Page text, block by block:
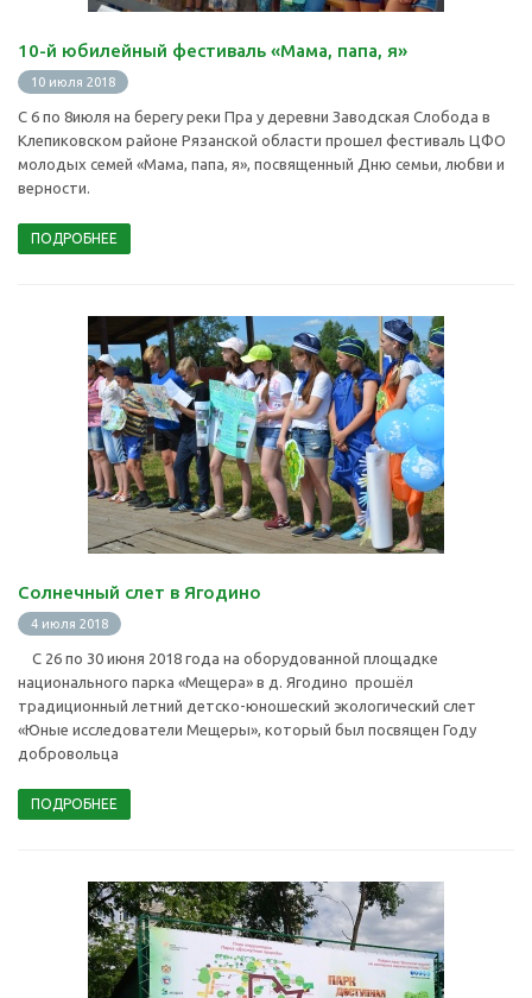
10-й юбилейный фестиваль «Мама, папа, я»
10 июля 2018
С 6 по 8июля на берегу реки Пра у деревни Заводская Слобода в
Клепиковском районе Рязанской области прошел фестиваль ЦФО
молодых семей «Мама, папа, я», посвященный Дню семьи, любви и
верности.
ПОДРОБНЕЕ
Солнечный слет в Ягодино
4 июля 2018
С 26 по 30 июня 2018 года на оборудованной площадке
национального парка «Мещера» в д. Ягодино прошёл
традиционный летний детско-юношеский экологический слет
«Юные исследователи Мещеры», который был посвящен Году
добровольца
ПОДРОБНЕЕ